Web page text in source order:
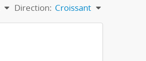
Direction: Croissant